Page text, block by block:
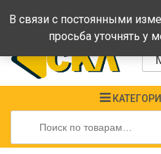
Время работы: Пн-Пт:
Искать:
В связи с постоянными
просьба уточнять у